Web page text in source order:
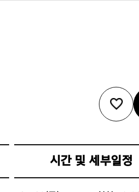
시간 및 세부일정